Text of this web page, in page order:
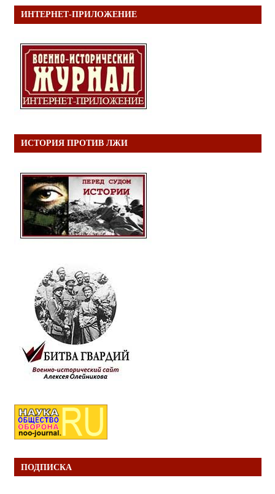
ИНТЕРНЕТ-ПРИЛОЖЕНИЕ
ИСТОРИЯ ПРОТИВ ЛЖИ
ПОДПИСКА